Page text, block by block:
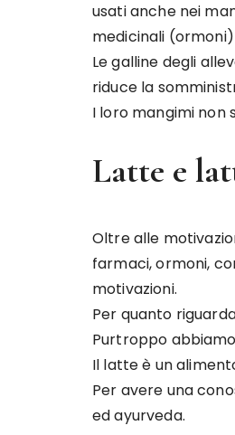
usati anche nei
medicinali
Le galline degli
riduce la
I loro mangimi non
Latte e
Oltre alle
farmaci, ormoni,
motivazioni.
Per quanto
Purtroppo
Il latte è un
Per avere una
ed ayurveda.